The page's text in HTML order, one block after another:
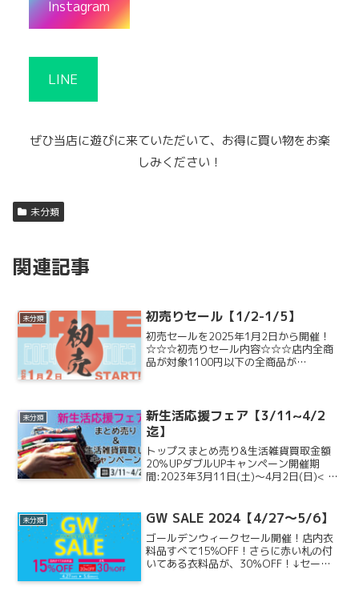
Instagram
LINE
ぜひ当店に遊びに来ていただいて、お得に買い物をお楽
しみください！
未分類
関連記事
未分類 初売りセール【1/2-1/5】
初売セールを2025年1月2日から開催！
☆☆☆初売りセール内容☆☆☆店内全商
品が対象1100円以下の全商品が
ん、クツやバッ...
未分類
新生活応援フェア【3/11~4/2
迄】
トップスまとめ売り&生活雑貨買取金額
20％UPダブルUPキャンペーン開催期
間:2023年3月11日(土)～4月2日(日)< ま
定金額からさらに金額UP。オールシーズ
未分類 GW SALE 2024【4/27～5/6】
ゴールデンウィークセール開催！店内衣
料品すべて15%OFF！さらに赤い札の付
いてある衣料品が、30％OFF！↓セール